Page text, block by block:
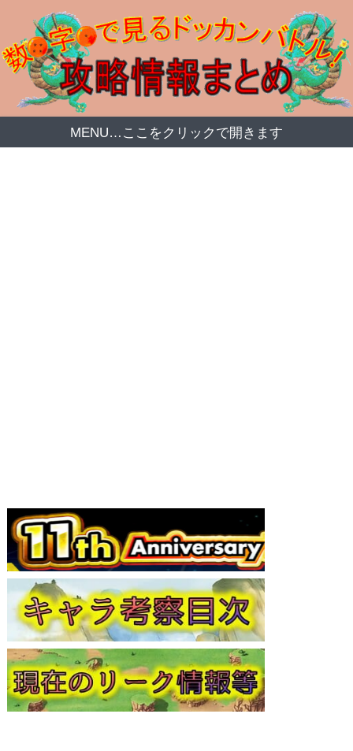
MENU…ここをクリックで開きます